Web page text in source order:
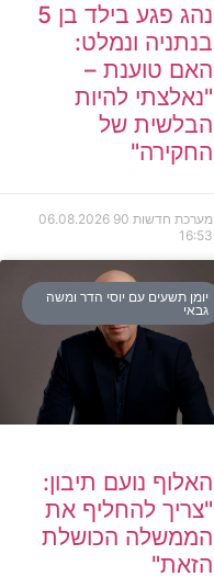
נהג פגע בילד בן 5
בנתניה ונמלט:
האם טוענת –
"נאלצתי להיות
הבלשית של
החקירה"
מערכת חדשות 90
06.08.2026
16:53
יומן תשעים עם יוסי הדר ומשה
גבאי
האלוף נועם תיבון:
"צריך להחליף את
הממשלה הכושלת
הזאת"